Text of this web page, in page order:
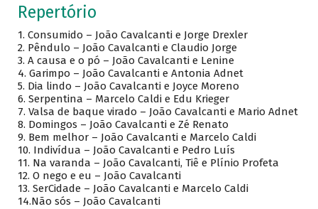
Repertório
1. Consumido – João Cavalcanti e Jorge Drexler
2. Pêndulo – João Cavalcanti e Claudio Jorge
3. A causa e o pó – João Cavalcanti e Lenine
4. Garimpo – João Cavalcanti e Antonia Adnet
5. Dia lindo – João Cavalcanti e Joyce Moreno
6. Serpentina – Marcelo Caldi e Edu Krieger
7. Valsa de baque virado – João Cavalcanti e Mario Adnet
8. Domingos – João Cavalcanti e Zé Renato
9. Bem melhor – João Cavalcanti e Marcelo Caldi
10. Indivídua – João Cavalcanti e Pedro Luís
11. Na varanda – João Cavalcanti, Tiê e Plínio Profeta
12. O nego e eu – João Cavalcanti
13. SerCidade – João Cavalcanti e Marcelo Caldi
14.Não sós – João Cavalcanti